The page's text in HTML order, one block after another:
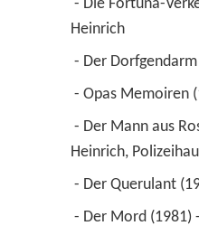
Heinrich
- Der
- Opas Memoiren
Heinrich,
- Der Querulant
- Der Mord (1981)